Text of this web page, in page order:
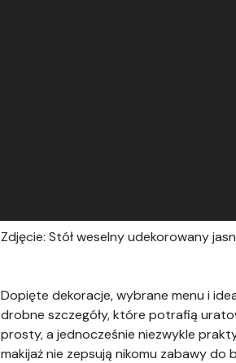
Zdjęcie: Stół weselny udekorowany
Dopięte dekoracje, wybrane menu i
drobne szczegóły, które potrafią
prosty, a jednocześnie niezwykle
makijaż nie zepsują nikomu zabawy